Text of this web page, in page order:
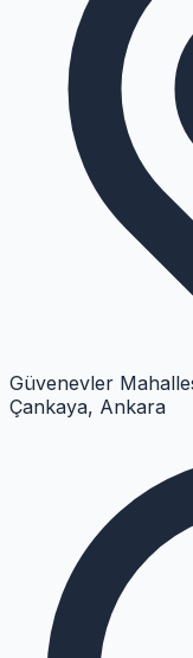
Güvenevler
Çankaya, Ankara